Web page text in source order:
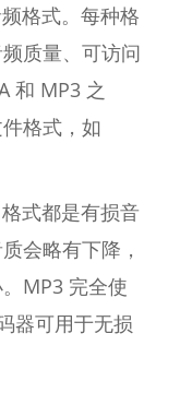
格式。每种格
质量、可访问
和 MP3 之
格式，如
式都是有损音
会略有下降，
MP3 完全使
器可用于无损